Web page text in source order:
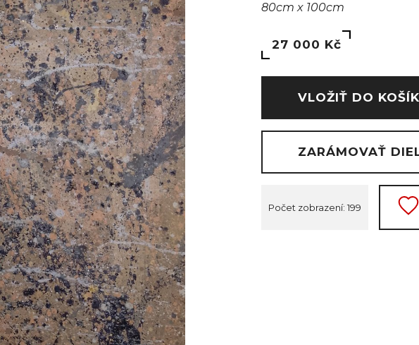
80cm x 100cm
27 000 Kč
VLOŽIŤ DO
ZARÁMOVAŤ
Počet zobrazení: 199